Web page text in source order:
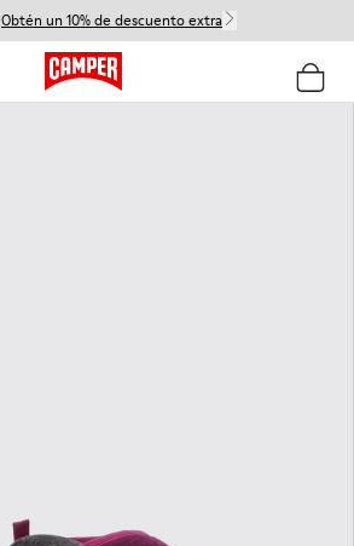
Obtén un 10% de descuento extra